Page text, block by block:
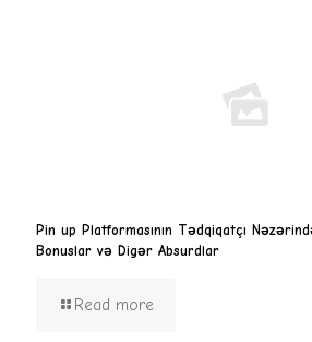
Pin up Platformasının Tədqiqatçı
Bonuslar və Digər Absurdlar
Read more